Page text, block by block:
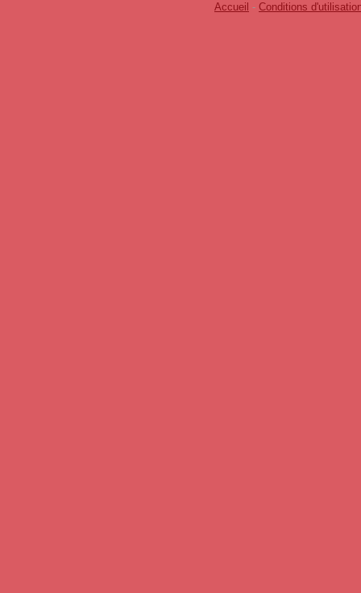
Accueil - Conditions